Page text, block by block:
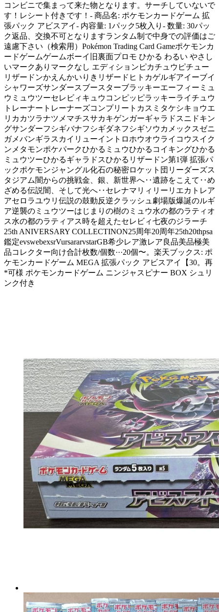
コンビニで集まって来た物となります。サーチしていないで
す！レシート付きです！- 商品名: ポケモンカードゲーム 拡
張パック アビスアイ- 内容量: 1パック5枚入り- 数量: 30パッ
ク返品、交換不可となりますランタム制で中身での評価はご
遠慮下さい（検索用）Pokémon Trading Card Gameポケモンカ
ードゲームゲームボーイ旧裏面プロモ ひかる わるい やさし
いマークありマークなし エディションピカチュウピチュー
リザードンかえんかいりきリザードヒトカゲルギアイーブイ
シャワーズサンダースブースターブラッキーエーフィーミュ
ウミュウツーセレビィキュウコンピッピラッキーライチュウ
トレーナートレーナーズコンプリートカスミタケシキョウエ
リカカツラナツメマチスサカキゲンガーギャラドスニドキン
グサンダーフシギバナフシギダネフシギソウカメックスゼニ
ガメバンギラスカイリューイントロホウオウライコウスイク
ンメタモンポケパークひかるミュウひかるコイキングひかる
ミュウツーひかるギャラドスひかるリザードン第1弾 拡張パ
ックポケモンジャングル化石の秘密ロケット団リーダーズス
タジアム闇からの挑戦金、銀、新世界へ‥遺跡をこえて‥め
ざめる伝説闇、そして光へ‥セレナマリィリーリエカトレア
アセロラユウリ伝説の鼓動反逆クラッシュ劇場版爆誕のルギ
ア逆襲のミュウツーはじまりの樹のミュウ水の都のラティオ
ス水の都のラティアス時を超えたセレビィ七夜のジラーチ
25th ANIVERSARY COLLECTINON25周年20周年25th20thpsa
鑑定evswebexsrVursararvstarGB希少レア激レア良品美品極美
品コレクター向け合計枚数/個数···20個〜。楽天ブックス: ポ
ケモンカードゲーム MEGA 拡張パック アビスアイ【30。再
*可様 ポケモンカードゲーム ニンジャスピナー BOX シュリ
ンク付き